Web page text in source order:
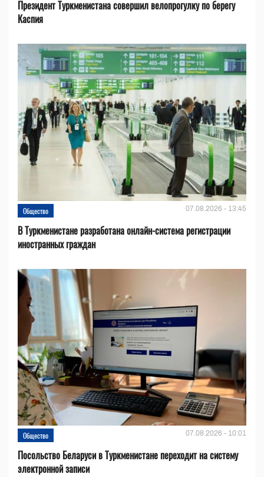
Президент Туркменистана совершил велопрогулку по берегу
Каспия
Общество 07.08.2026 - 13:45
В Туркменистане разработана онлайн-система регистрации
иностранных граждан
Общество 07.08.2026 - 10:01
Посольство Беларуси в Туркменистане переходит на систему
электронной записи